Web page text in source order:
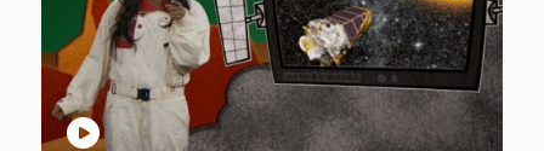
play_circle